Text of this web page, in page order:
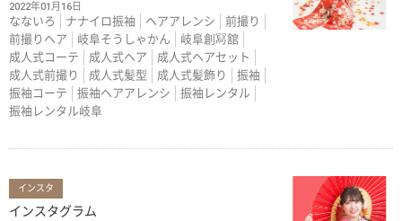
2022年01月16日
なないろ ナナイロ振袖 ヘアアレンシ
前撮り
前撮りヘア
岐阜そうしゃかん
岐阜創冩舘
成人式コーテ
成人式ヘア
成人式ヘアセット
成人式前撮り
成人式髪型 成人式髪飾り
振袖
振袖コーテ
振袖ヘアアレンシ
振袖レンタル
振袖レンタル岐阜
インスタ
インスタグラム